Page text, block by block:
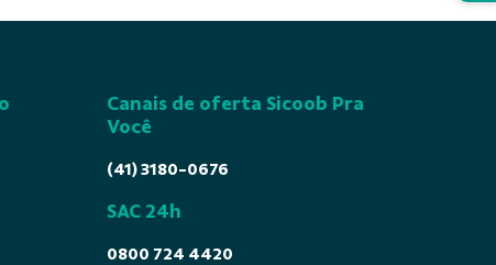
Canais de oferta Sicoob Pra
Você
(41) 3180-0676
SAC 24h
0800 724 4420